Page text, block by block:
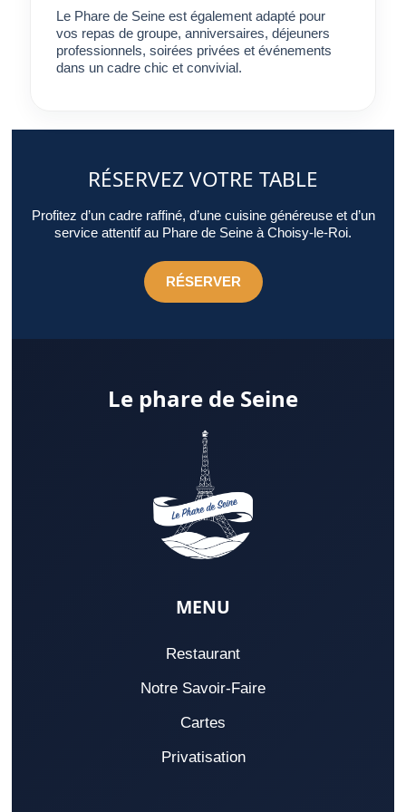
Le Phare de Seine est également adapté pour
vos repas de groupe, anniversaires, déjeuners
professionnels, soirées privées et événements
dans un cadre chic et convivial.
RÉSERVEZ VOTRE TABLE
Profitez d’un cadre raffiné, d’une cuisine généreuse et d’un
service attentif au Phare de Seine à Choisy-le-Roi.
RÉSERVER
Le phare de Seine
MENU
Restaurant
Notre Savoir-Faire
Cartes
Privatisation